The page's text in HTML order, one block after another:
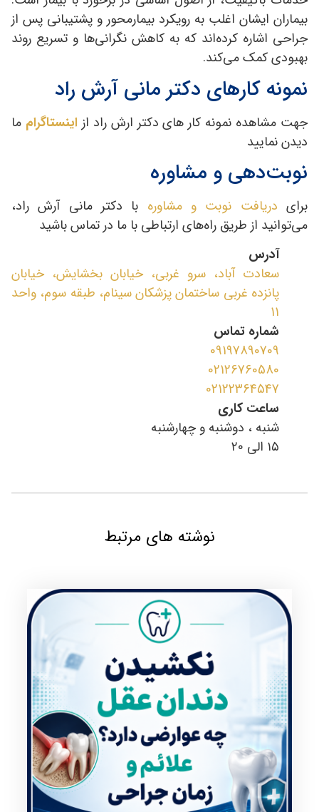
بیماران ایشان اغلب به رویکرد بیمارمحور و پشتیبانی پس از
جراحي اشاره کرده‌اند که به کاهش نگرانی‌ها و تسریع روند
بهبودی کمک می‌کند.
نمونه کارهای دکتر مانی آرش راد
جهت مشاهده نمونه کار های دکتر ارش راد از اینستاگرام ما
دیدن نمایید
نوبت‌دهی و مشاوره
برای دریافت نوبت و مشاوره با دکتر مانی آرش راد،
می‌توانید از طریق راه‌های ارتباطی با ما در تماس باشید
آدرس
سعادت آباد، سرو غربی، خیابان بخشایش، خیابان
پانزده غربی ساختمان پزشکان سینام، طبقه سوم، واحد
11
شماره تماس
09197890709
02126760580
02122364547
ساعت کاری
شنبه ، دوشنبه و چهارشنبه
١٥ الى ٢٠
نوشته های مرتبط